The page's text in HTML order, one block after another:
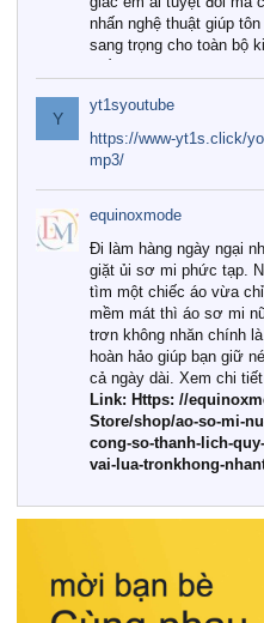
nhấn nghệ thuật giúp
sang trọng cho toàn bộ
Tuy nhiên, giữa thị
với vô vàn thương hiệu
như hiện nay, làm thế
được những bộ chăn ga
cấp thực sự chất
khí hậu và nhu cầu sử
đình? Hãy cùng chúng
giải đáp chi tiết qua bài
1. Tại sao các gia đình
chuộng chăn ga gối đệm
Khác với các dòng sản
thường, những bộ chăn
cao cấp trải qua quy
nghiêm ngặt từ khâu
liệu tự nhiên đến công
nhuộm hiện đại không
này, bạn sẽ cảm nhận
hồi chuẩn xác của phần
cột sống.
Y
yt1syoutube
https://www-yt1s.click/
mp3/
equinoxmode
Đi làm hàng ngày ngại
giặt ủi sơ mi phức tạp.
tìm một chiếc áo vừa
mềm mát thì áo sơ mi
trơn không nhăn chính
hoàn hảo giúp bạn giữ
cả ngày dài. Xem chi
Link: Https: //
Store/shop/ao-so-mi-
cong-so-thanh-lich-
vai-lua-tronkhong-